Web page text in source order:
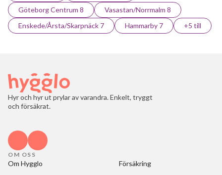
Göteborg Centrum 8
Vasastan/Norrmalm 8
Enskede/Årsta/Skarpnäck 7
Hammarby 7 +5 till
Hyr och hyr ut prylar av varandra. Enkelt, tryggt
och försäkrat.
OM OSS
Om Hygglo
Försäkring